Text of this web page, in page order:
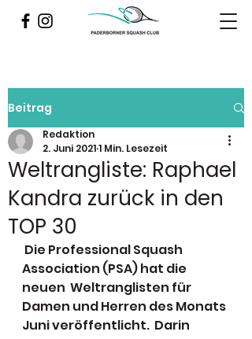
Beitrag
Weltrangliste: Raphael
Kandra zurück in den
TOP 30
Redaktion
2. Juni 20211 Min. Lesezeit
Association (PSA) hat die
neuen  Weltranglisten für
Damen und Herren des Monats
Juni veröffentlicht.  Darin